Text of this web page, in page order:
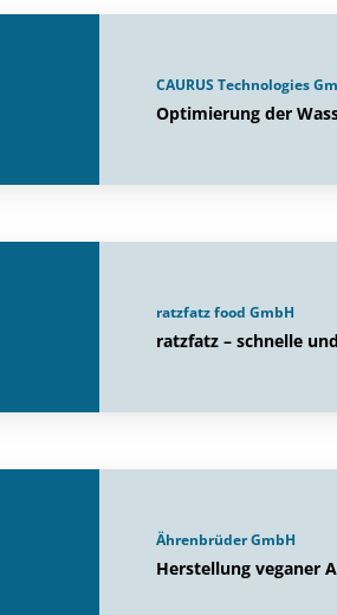
CAURUS Technologies
Optimierung der
ratzfatz food GmbH
ratzfatz – schnelle
Ährenbrüder GmbH
Herstellung veganer